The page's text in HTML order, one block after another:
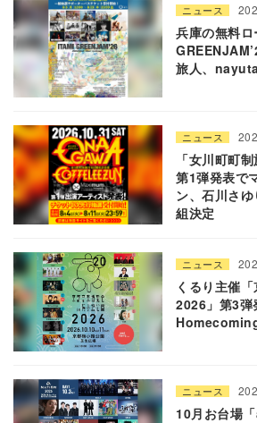
ニュース
兵庫の無料
旅人、
ニュース
「女川町町
第1弾発表で
ン、石川さ
組決定
ニュース
くるり主催
2026」第3弾
ニュース
10月お台場